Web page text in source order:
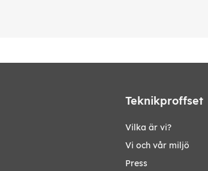
Teknikproffset
Vilka är vi?
Vi och vår miljö
Press